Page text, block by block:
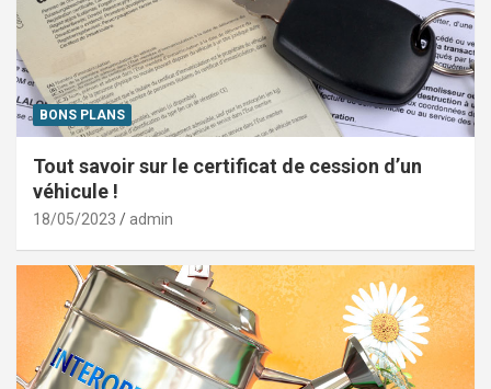
BONS PLANS
Tout savoir sur le certificat de cession d’un
véhicule !
18/05/2023 admin